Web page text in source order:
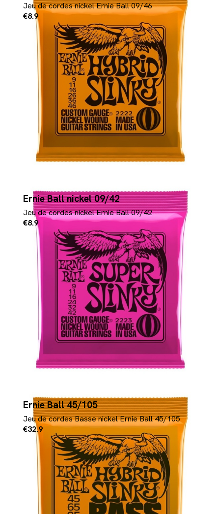
Jeu de cordes nickel Ernie Ball 09/46
€8.9
Ernie Ball nickel 09/42
Jeu de cordes nickel Ernie Ball 09/42
€8.9
Ernie Ball 45/105
Jeu de cordes Basse nickel Ernie Ball 45/105
€32.9